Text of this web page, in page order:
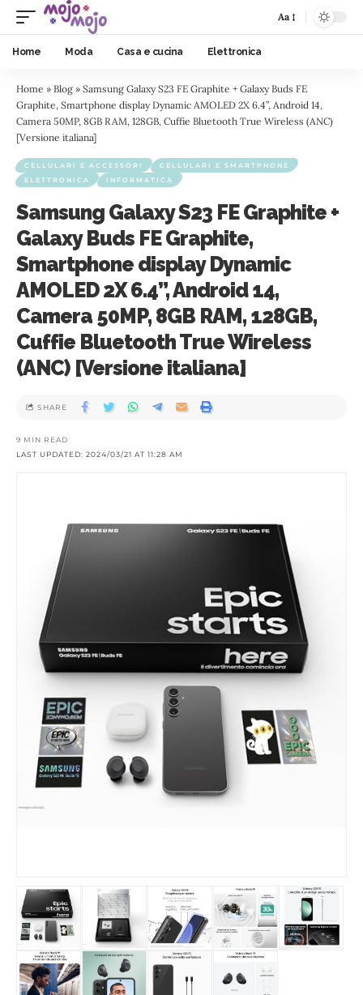
Aa
Home Moda Casa e cucina Elettronica
Home » Blog » Samsung Galaxy S23 FE Graphite + Galaxy Buds FE
Graphite, Smartphone display Dynamic AMOLED 2X 6.4”, Android 14,
Camera 50MP, 8GB RAM, 128GB, Cuffie Bluetooth True Wireless (ANC)
[Versione italiana]
CELLULARI E ACCESSORI
CELLULARI E SMARTPHONE
ELETTRONICA
INFORMATICA
Samsung Galaxy S23 FE Graphite +
Galaxy Buds FE Graphite,
Smartphone display Dynamic
AMOLED 2X 6.4”, Android 14,
Camera 50MP, 8GB RAM, 128GB,
Cuffie Bluetooth True Wireless
(ANC) [Versione italiana]
LAST UPDATED: 2024/03/21 AT 11:28 AM
9 MIN READ
SHARE